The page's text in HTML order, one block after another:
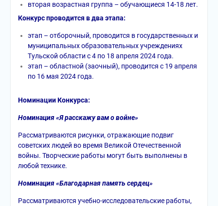
вторая возрастная группа – обучающиеся 14-18 лет.
Конкурс проводится в два этапа:
этап – отборочный, проводится в государственных и
муниципальных образовательных учреждениях
Тульской области с 4 по 18 апреля 2024 года.
этап – областной (заочный), проводится с 19 апреля
по 16 мая 2024 года.
Номинации Конкурса:
Номинация «Я расскажу вам о войне»
Рассматриваются рисунки, отражающие подвиг
советских людей во время Великой Отечественной
войны. Творческие работы могут быть выполнены в
любой технике.
Номинация «Благодарная память сердец»
Рассматриваются учебно-исследовательские работы,